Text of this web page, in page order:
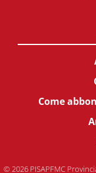
Come
© 2026 PISAPFMC